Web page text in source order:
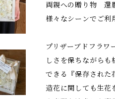
両親への贈り物 還
様々なシーンでご利
プリザーブドフラワ
しさを保ちながら
できる『保存された
造花に関しても生花